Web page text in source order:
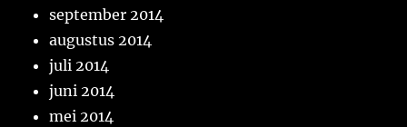
september 2014
augustus 2014
juli 2014
juni 2014
mei 2014